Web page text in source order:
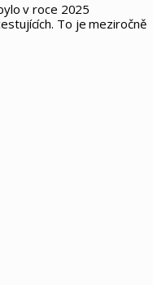
v roce 2025
To je meziročně